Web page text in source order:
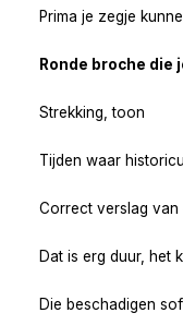
Prima je zegje
Ronde broche die
Strekking, toon
Tijden waar
Correct verslag van
Dat is erg duur, het
Die beschadigen